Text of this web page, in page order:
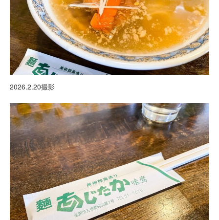
2026.2.20撮影